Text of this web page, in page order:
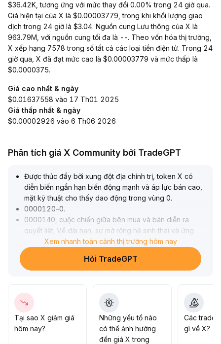
$36.42K, tương ứng với mức thay đổi 0.00% trong 24 giờ qua.
Giá hiện tại của X là $0.00003779, trong khi khối lượng giao
dịch trong 24 giờ là $3.04. Nguồn cung Lưu thông của X là
963.79M, với nguồn cung tối đa là --. Theo vốn hóa thị trường,
X xếp hạng 7578 trong số tất cả các loại tiền điện tử. Trong 24
giờ qua, X đã đạt mức cao là $0.00003779 và mức thấp là
$0.0000375.
Giá cao nhất & ngày
$0.01637558 vào 17 Th01 2025
Giá thấp nhất & ngày
$0.00002926 vào 6 Th06 2026
Phân tích giá X Community bởi TradeGPT
Được thúc đẩy bởi xung đột địa chính trị, token X có
diễn biến ngắn hạn biến động mạnh và áp lực bán cao,
mặt kỹ thuật cho thấy dao động trong vùng 0.
0000120–0.
0000140, cuộc chiến giữa bên mua và bán diễn ra
quyết liệt; Về dài hạn, sự mở rộng hệ sinh thái và ứng
dụng thanh toán của nền tảng sẽ liên tục nâng cao nhu
cầu cơ bản đối với token
Khuyến nghị nên tận dụng cơ hội mua thấp bán cao
nếu yếu tố cơ bản được cải thiện dần, có thể từng bước
bố trí mua vào khi khu vực giá trung tâm di chuyển lên,
tập trung vào tín hiệu tăng mua khi vượt qua mốc 0.
0000140
Xem nhanh toàn cảnh thị trường hôm nay
Hỏi TradeGPT
Tại sao X giảm giá
hôm nay?
Những yếu tố nào
có thể ảnh hưởng
đến giá X trong
Các trader
gì về X?